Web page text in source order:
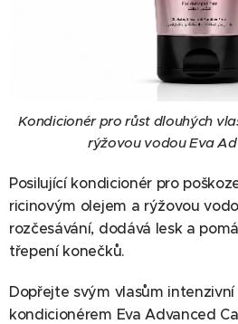
Kondicionér pro růst dlouhých
rýžovou vodou Eva
Posilující kondicionér pro
ricinovým olejem a rýžovou
rozčesávání, dodává lesk a
třepení konečků.
Dopřejte svým vlasům
kondicionérem Eva Advanced